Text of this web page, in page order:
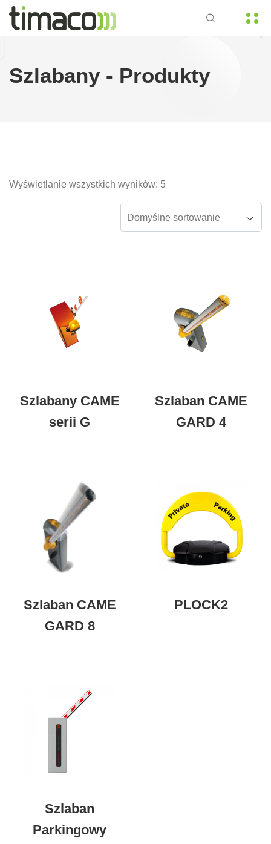
Szlabany - Produkty
Wyświetlanie wszystkich wyników: 5
Szlabany CAME
serii G
Szlaban CAME
GARD 4
Szlaban CAME
GARD 8
PLOCK2
Szlaban
Parkingowy